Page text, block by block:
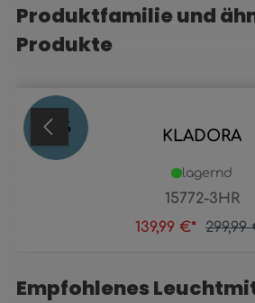
Produktgalerie überspringen
Produktfamilie und
Produkte
53 % KLADORA
15772-3HR
lagernd
139,99 €* 299,99
Produktgalerie überspringen
Empfohlenes